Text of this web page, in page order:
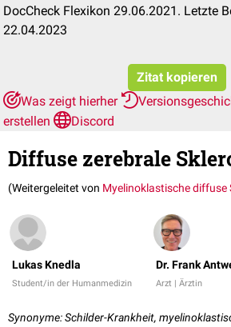
DocCheck Flexikon 29.06.2021. Letzte
22.04.2023
Zitat kopieren
Was zeigt hierher
erstellen
Discord
Diffuse zerebrale
(Weitergeleitet von Myelinoklastische diffuse
Lukas Knedla
Student/in der Humanmedizin
Dr. Frank
Arzt | Ärztin
Synonyme: Schilder-Krankheit,